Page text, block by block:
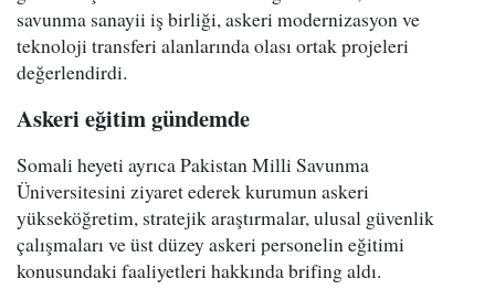
savunma sanayii iş birliği, askeri modernizasyon ve
teknoloji transferi alanlarında olası ortak projeleri
değerlendirdi.
Askeri eğitim gündemde
Somali heyeti ayrıca Pakistan Milli Savunma
Üniversitesini ziyaret ederek kurumun askeri
yükseköğretim, stratejik araştırmalar, ulusal güvenlik
çalışmaları ve üst düzey askeri personelin eğitimi
konusundaki faaliyetleri hakkında brifing aldı.